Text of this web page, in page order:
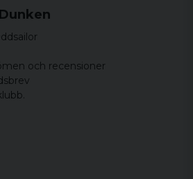
och recensioner